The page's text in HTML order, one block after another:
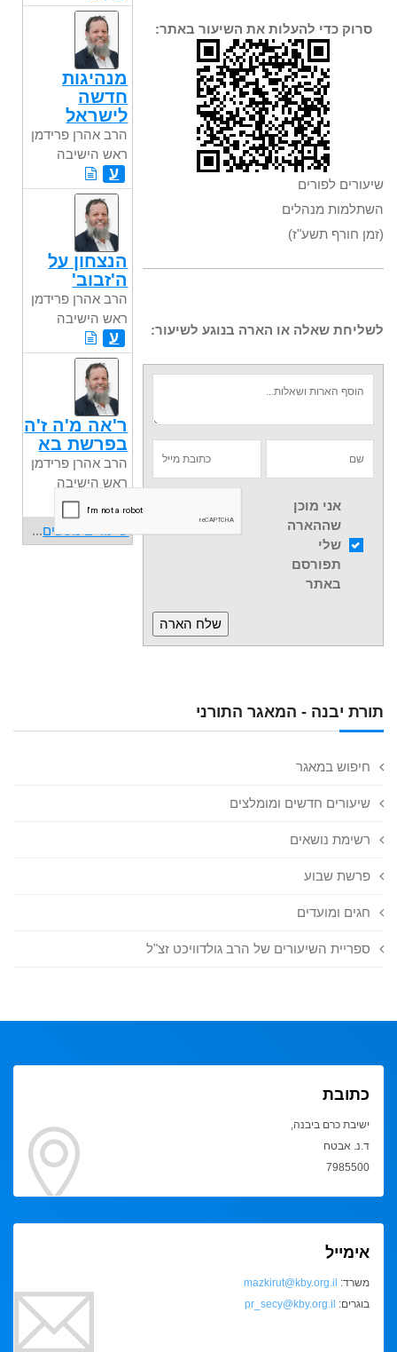
תורת יבנה - המאגר התורני
חיפוש במאגר
שיעורים חדשים ומומלצים
רשימת נושאים
פרשת שבוע
חגים ומועדים
ספריית השיעורים של הרב גולדוויכט זצ"ל
סרוק כדי להעלות את השיעור באתר:
שיעורים לפורים
השתלמות מנהלים
(זמן חורף תשע"ז)
לשליחת שאלה או הארה בנוגע לשיעור:
אני מוכן
שההארה
שלי
תפורסם
באתר
מנהיגות
חדשה
לישראל
הרב אהרן פרידמן
ראש הישיבה
ע
הנצחון על
ה'זבוב'
הרב אהרן פרידמן
ראש הישיבה
ע
ר'אה מ'ה ז'ה
בפרשת בא
הרב אהרן פרידמן
ראש הישיבה
שיעורים נוספים...
כתובת
ישיבת כרם ביבנה,
ד.נ. אבטח
7985500
אימייל
משרד: mazkirut@kby.org.il
בוגרים: pr_secy@kby.org.il